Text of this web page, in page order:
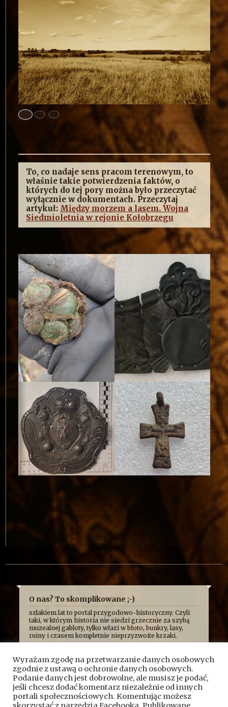
To, co nadaje sens pracom terenowym, to
właśnie takie potwierdzenia faktów, o
których do tej pory można było przeczytać
wyłącznie w dokumentach. Przeczytaj
artykuł: Między morzem a lasem. Wojna
Siedmioletnia w rejonie Kołobrzegu
O nas? To skomplikowane ;-)
szlakiem.lat to portal przygodowo-historyczny. Czyli
taki, w którym historia nie siedzi grzecznie za szybą
muzealnej gabloty, tylko włazi w błoto, bunkry, lasy,
ruiny i czasem kompletnie nieprzyzwoite krzaki.
człowiek ma przy tym frajdę. Formalnie jesteśmy
kroniką przygód, wypraw i historycznych absurdów, z
jakimi mierzy się Fundacja Skryptorium, ale opisujemy
też przygody naszych przyjaciół. Bywa więc, że taplamy
się w bagnach, kopiemy z archeologami, przeciskamy
przez bunkry i tunele, błądzimy po ruinach albo
Wyrażam zgodę na przetwarzanie danych osobowych
zgodnie z ustawą o ochronie danych osobowych.
Podanie danych jest dobrowolne, ale musisz je podać,
jeśli chcesz dodać komentarz niezależnie od innych
portali społecznościowych. Komentując możesz